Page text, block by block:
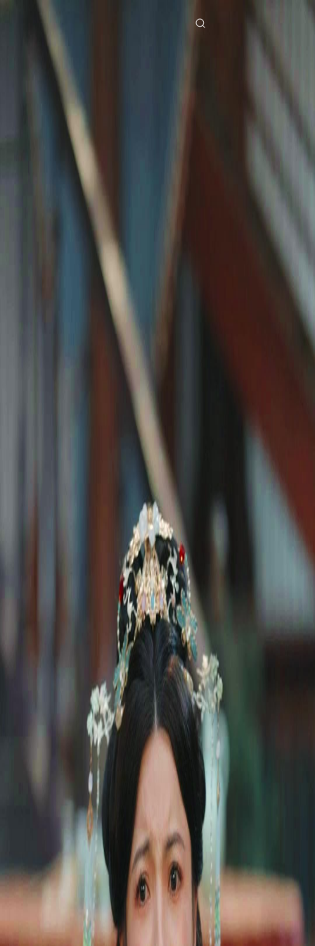
Séries
Desbloquear este episódio
Todos os episódiosO Campeão dos Exames na Cadeia
O Campeão dos Exames na Cadeia Episódio
Histórico
Virada de Jogo
O Campeão dos Exames na Cadeia
João, filho biológico perdido da nobre família Silva, foi recuperado há 3 anos, mas rejeitado
por sua origem. Sua esposa Laura, rotulada de camponesa, é na verdade a princesa que
escondeu a identidade pra testar seu caráter. Caluniado pelo filho adotivo Lucas, foi
mandado pra a prisão por 3 meses...